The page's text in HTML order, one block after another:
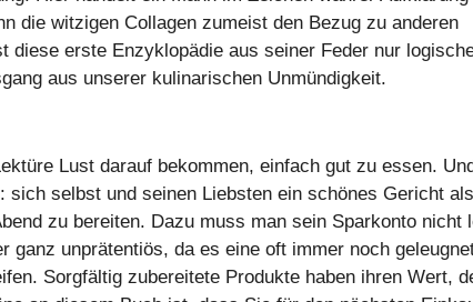
die witzigen Collagen zumeist den Bezug zu anderen
diese erste Enzyklopädie aus seiner Feder nur
aus unserer kulinarischen Unmündigkeit.
Lust darauf bekommen, einfach gut zu essen.
selbst und seinen Liebsten ein schönes Gericht als
zu bereiten. Dazu muss man sein Sparkonto nicht
ganz unprätentiös, da es eine oft immer noch
Sorgfältig zubereitete Produkte haben ihren Wert,